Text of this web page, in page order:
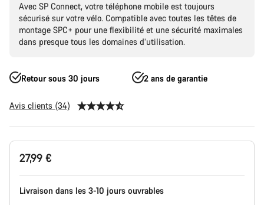
Avec SP Connect, votre téléphone mobile est toujours
sécurisé sur votre vélo. Compatible avec toutes les têtes de
montage SPC+ pour une flexibilité et une sécurité maximales
dans presque tous les domaines d’utilisation.
Retour sous 30 jours 2 ans de garantie
Avis clients (34)
Configuration
27,99 €
Livraison dans les 3-10 jours ouvrables